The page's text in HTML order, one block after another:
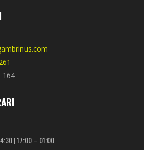
164
| 17:00 – 01:00